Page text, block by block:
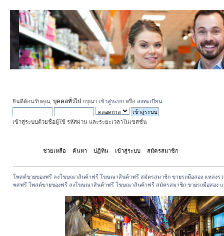
ยินดีต้อนรับคุณ, บุคคลทั่วไป กรุณา เข้าสู่ระบบ หรือ ลงทะเบียน
เข้าสู่ระบบด้วยชื่อผู้ใช้ รหัสผ่าน และระยะเวลาในเซสชั่น
ช่วยเหลือ ค้นหา ปฏิทิน เข้าสู่ระบบ สมัครสมาชิก
โพสต์ขายของฟรี ลงโฆษณาสินค้าฟรี โฆษณาสินค้าฟรี สมัครสมาชิก ขายรถมือสอง แหล่งรว
พสฟรี โพสต์ขายของฟรี ลงโฆษณาสินค้าฟรี โฆษณาสินค้าฟรี สมัครสมาชิก ขายรถมือสอง แ